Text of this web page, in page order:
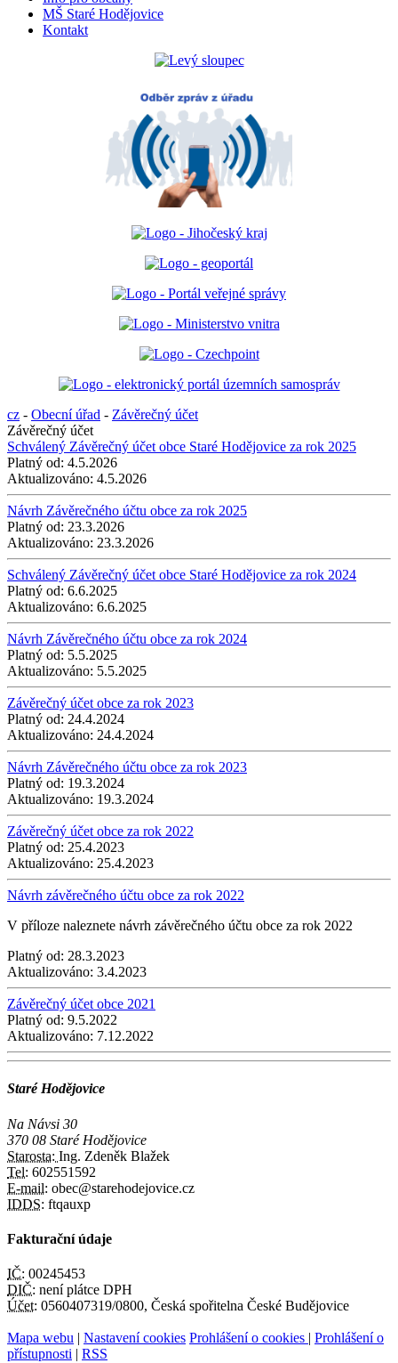
MŠ Staré Hodějovice
Kontakt
cz - Obecní úřad - Závěrečný účet
Závěrečný účet
Schválený Závěrečný účet obce Staré Hodějovice za rok 2025
Platný od: 4.5.2026
Aktualizováno: 4.5.2026
Návrh Závěrečného účtu obce za rok 2025
Platný od: 23.3.2026
Aktualizováno: 23.3.2026
Schválený Závěrečný účet obce Staré Hodějovice za rok 2024
Platný od: 6.6.2025
Aktualizováno: 6.6.2025
Návrh Závěrečného účtu obce za rok 2024
Platný od: 5.5.2025
Aktualizováno: 5.5.2025
Závěrečný účet obce za rok 2023
Platný od: 24.4.2024
Aktualizováno: 24.4.2024
Návrh Závěrečného účtu obce za rok 2023
Platný od: 19.3.2024
Aktualizováno: 19.3.2024
Závěrečný účet obce za rok 2022
Platný od: 25.4.2023
Aktualizováno: 25.4.2023
Návrh závěrečného účtu obce za rok 2022
V příloze naleznete návrh závěrečného účtu obce za rok 2022
Platný od: 28.3.2023
Aktualizováno: 3.4.2023
Závěrečný účet obce 2021
Platný od: 9.5.2022
Aktualizováno: 7.12.2022
Staré Hodějovice
Na Návsi 30
370 08 Staré Hodějovice
Starosta: Ing. Zdeněk Blažek
Tel: 602551592
E-mail: obec@starehodejovice.cz
IDDS: ftqauxp
Fakturační údaje
IČ: 00245453
DIČ: není plátce DPH
Účet: 0560407319/0800, Česká spořitelna České Budějovice
Mapa webu | Nastavení cookies Prohlášení o cookies | Prohlášení o
přístupnosti | RSS